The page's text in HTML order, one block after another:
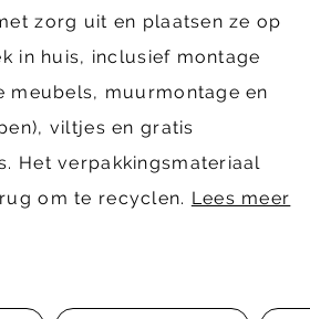
zorg uit en plaatsen ze op
in huis, inclusief montage
meubels, muurmontage en
viltjes en gratis
Het verpakkingsmateriaal
om te recyclen. Lees meer